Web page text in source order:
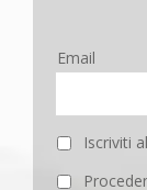
Email
Iscriviti